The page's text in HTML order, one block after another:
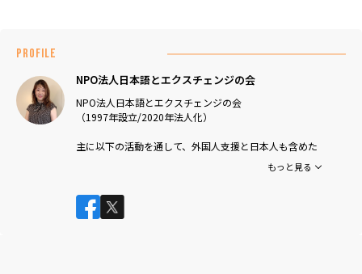
PROFILE
NPO法人日本語とエクスチェンジの会
NPO法人日本語とエクスチェンジの会
（1997年設立/2020年法人化）
主に以下の活動を通して、外国人支援と日本人も含めた
語の会話グループ、言語交換学習の開催
もっと見る